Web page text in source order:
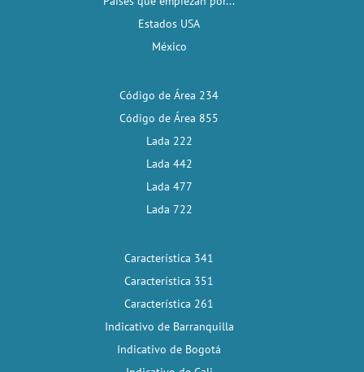
Estados USA
México
Código de Área 234
Código de Área 855
Lada 222
Lada 442
Lada 477
Lada 722
Característica 341
Característica 351
Característica 261
Indicativo de Barranquilla
Indicativo de Bogotá